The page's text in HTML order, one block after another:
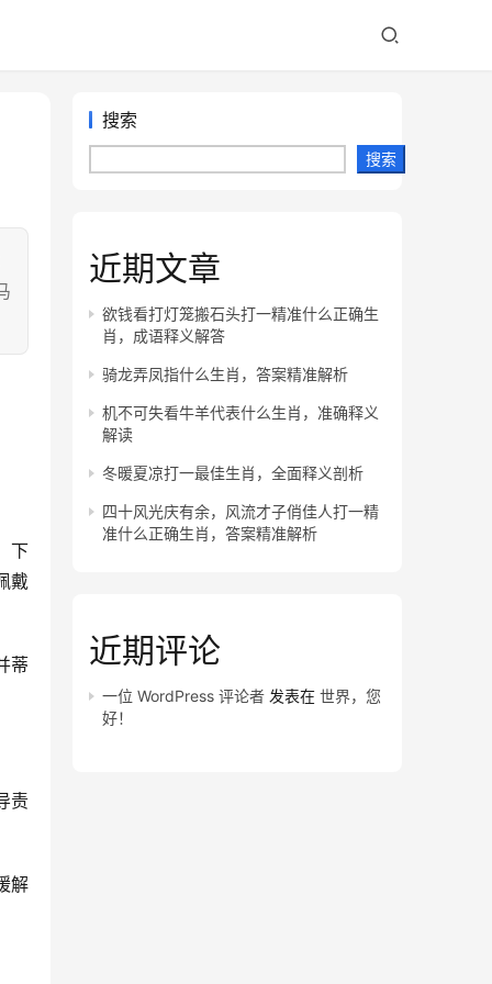
下
戴
蒂
责
解
搜索
搜索
近期文章
欲钱看打灯笼搬石头打一精准什么正确生
肖，成语释义解答
骑龙弄凤指什么生肖，答案精准解析
机不可失看牛羊代表什么生肖，准确释义
解读
冬暖夏凉打一最佳生肖，全面释义剖析
四十风光庆有余，风流才子俏佳人打一精
准什么正确生肖，答案精准解析
近期评论
一位 WordPress 评论者 发表在 世界，您
好！